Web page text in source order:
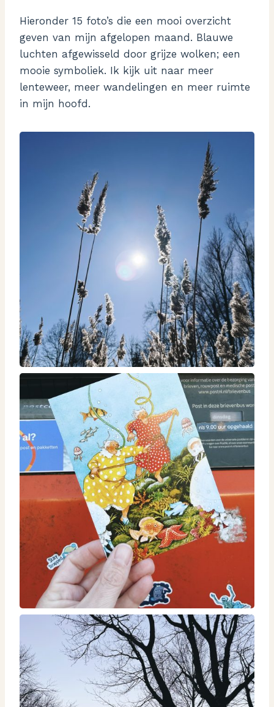
Hieronder 15 foto’s die een mooi overzicht
geven van mijn afgelopen maand. Blauwe
luchten afgewisseld door grijze wolken; een
mooie symboliek. Ik kijk uit naar meer
lenteweer, meer wandelingen en meer ruimte
in mijn hoofd.